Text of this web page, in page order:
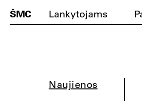
ŠMC Lankytojams
Naujienos